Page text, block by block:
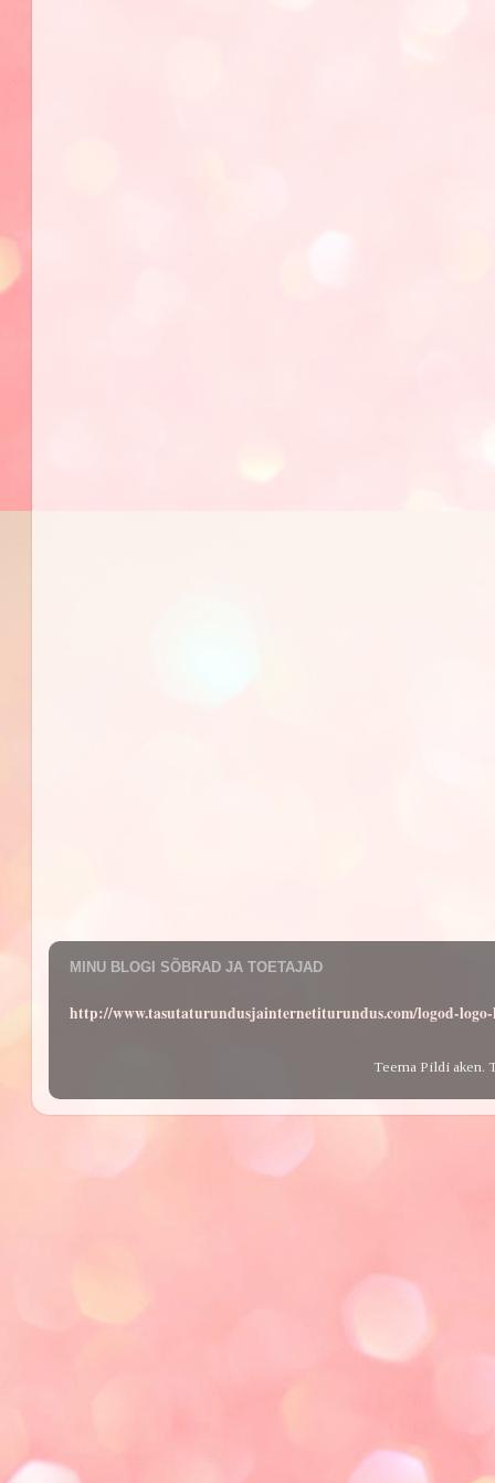
MINU BLOGI SÕBRAD JA TOETAJAD
http://www.tasutaturundusjainternetiturundus.com/logod-
Teema Pildi aken.